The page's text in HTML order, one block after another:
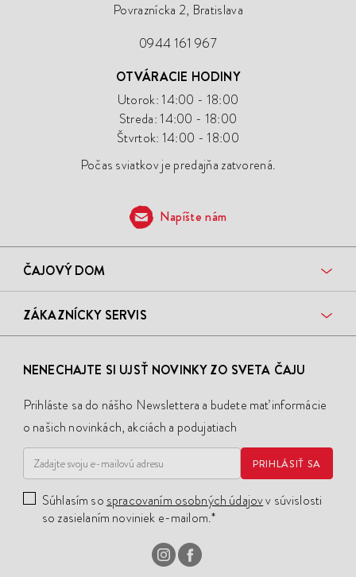
Povraznícka 2, Bratislava
0944 161 967
OTVÁRACIE HODINY
Utorok: 14:00 - 18:00
Streda: 14:00 - 18:00
Štvrtok: 14:00 - 18:00
Počas sviatkov je predajňa zatvorená.
Napíšte nám
ČAJOVÝ DOM
ZÁKAZNÍCKY SERVIS
NENECHAJTE SI UJSŤ NOVINKY ZO SVETA ČAJU
Prihláste sa do nášho Newslettera a budete mať informácie
o našich novinkách, akciách a podujatiach
PRIHLÁSIŤ SA
Súhlasím so spracovaním osobných údajovv súvislosti
so zasielaním noviniek e-mailom.*